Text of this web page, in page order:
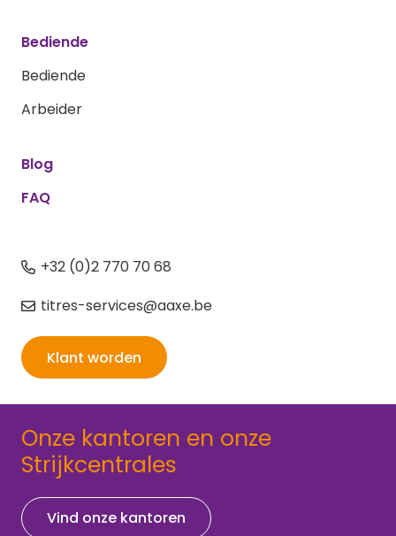
Bediende
Bediende
Arbeider
Blog
FAQ
+32 (0)2 770 70 68
titres-services@aaxe.be
Klant worden
Onze kantoren en onze
Strijkcentrales
Vind onze kantoren